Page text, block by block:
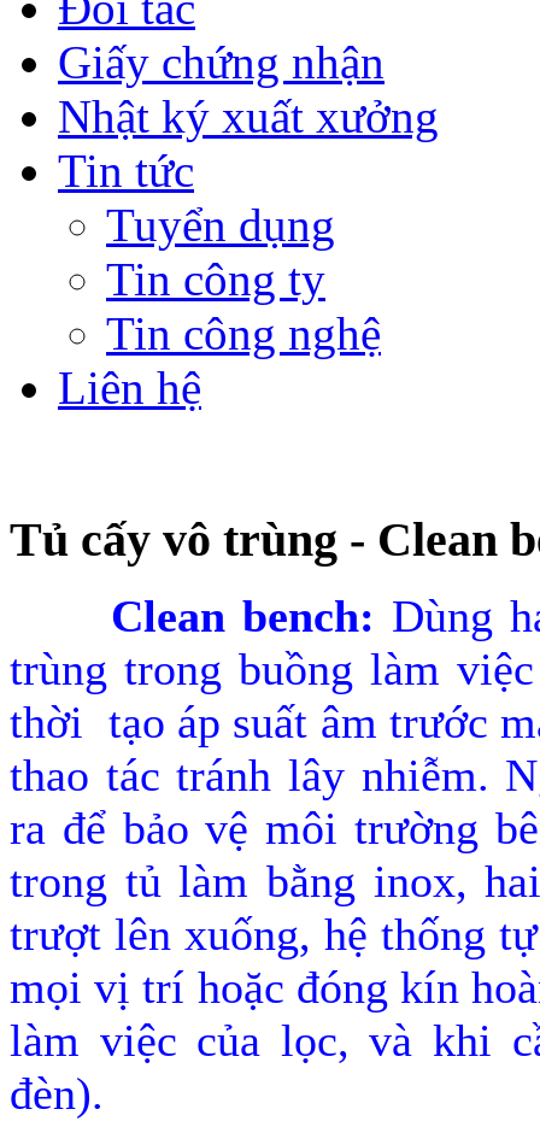
Giấy chứng nhận
Nhật ký xuất xưởng
Tin tức
Tuyển dụng
Tin công ty
Tin công nghệ
Liên hệ
Tủ cấy vô trùng - Clean
Clean bench: Dùng
trùng trong buồng làm
thời tạo áp suất âm trước
thao tác tránh lây nhiễm.
ra để bảo vệ môi trường
trong tủ làm bằng inox,
trượt lên xuống, hệ thống
mọi vị trí hoặc đóng kín
làm việc của lọc, và khi
đèn).